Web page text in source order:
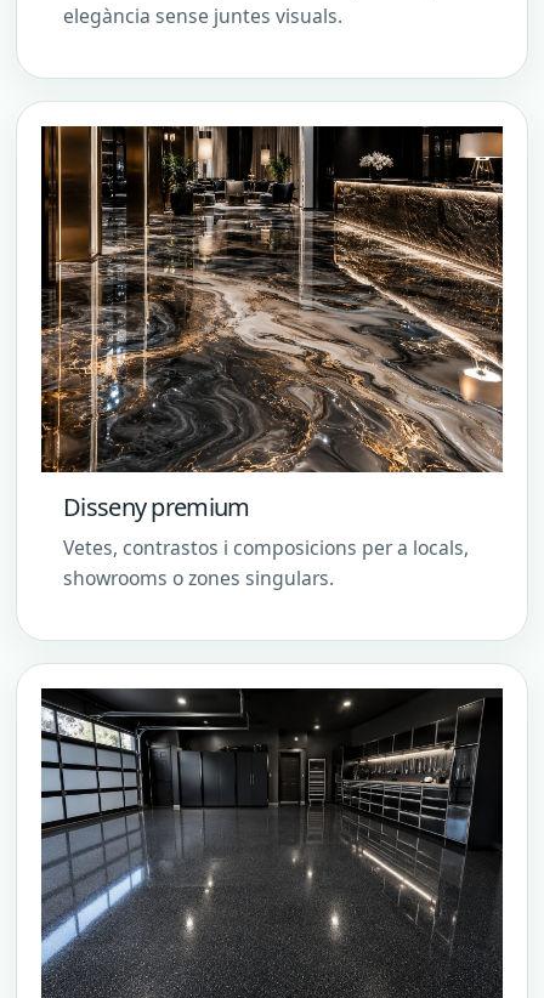
elegància sense juntes visuals.
Disseny premium
Vetes, contrastos i composicions per a locals,
showrooms o zones singulars.